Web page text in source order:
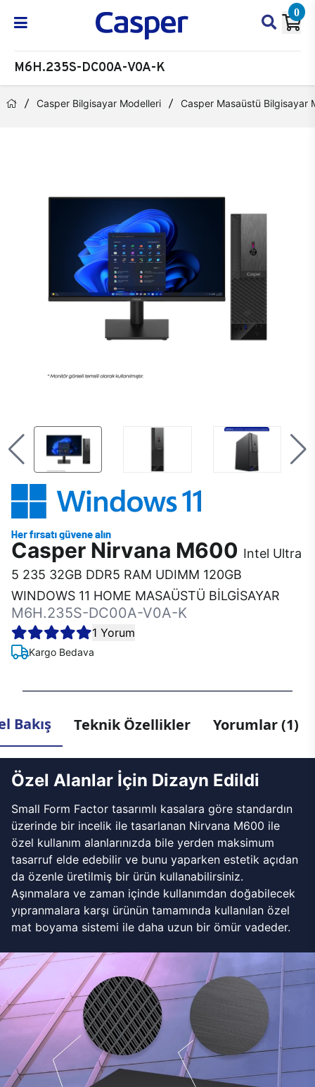
0
M6H.235S-DC00A-V0A-K
Casper Bilgisayar Modelleri Casper Masaüstü Bilgisayar
Casper Nirvana M600 Intel Ultra
5 235 32GB DDR5 RAM UDIMM 120GB
WINDOWS 11 HOME MASAÜSTÜ BİLGİSAYAR
M6H.235S-DC00A-V0A-K
1 Yorum
Kargo Bedava
Bakış Teknik Özellikler Yorumlar (1)
Özel Alanlar İçin Dizayn Edildi
Small Form Factor tasarımlı kasalara göre standardın
üzerinde bir incelik ile tasarlanan Nirvana M600 ile
özel kullanım alanlarınızda bile yerden maksimum
tasarruf elde edebilir ve bunu yaparken estetik açıdan
da özenle üretilmiş bir ürün kullanabilirsiniz.
Aşınmalara ve zaman içinde kullanımdan doğabilecek
yıpranmalara karşı ürünün tamamında kullanılan özel
mat boyama sistemi ile daha uzun bir ömür vadeder.